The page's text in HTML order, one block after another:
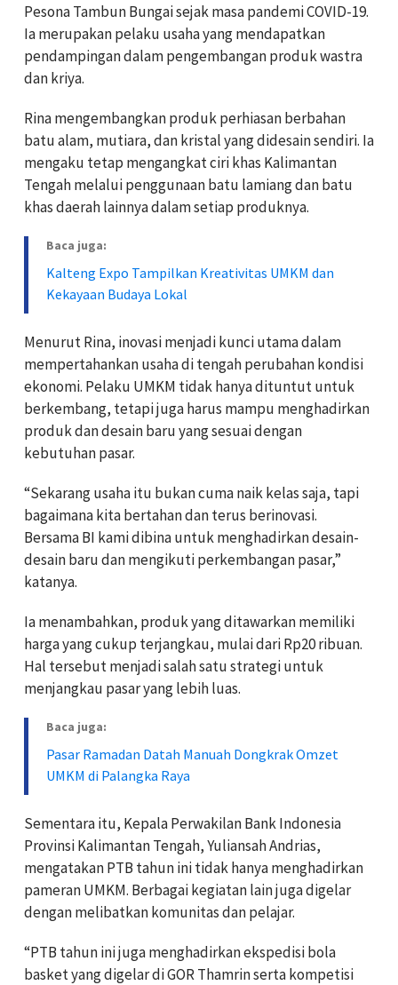
Pesona Tambun Bungai sejak masa pandemi COVID-19.
Ia merupakan pelaku usaha yang mendapatkan
pendampingan dalam pengembangan produk wastra
dan kriya.
Rina mengembangkan produk perhiasan berbahan
batu alam, mutiara, dan kristal yang didesain sendiri. Ia
mengaku tetap mengangkat ciri khas Kalimantan
Tengah melalui penggunaan batu lamiang dan batu
khas daerah lainnya dalam setiap produknya.
Baca juga:
Kalteng Expo Tampilkan Kreativitas UMKM dan
Kekayaan Budaya Lokal
Menurut Rina, inovasi menjadi kunci utama dalam
mempertahankan usaha di tengah perubahan kondisi
ekonomi. Pelaku UMKM tidak hanya dituntut untuk
berkembang, tetapi juga harus mampu menghadirkan
produk dan desain baru yang sesuai dengan
kebutuhan pasar.
“Sekarang usaha itu bukan cuma naik kelas saja, tapi
bagaimana kita bertahan dan terus berinovasi.
Bersama BI kami dibina untuk menghadirkan desain-
desain baru dan mengikuti perkembangan pasar,”
katanya.
Ia menambahkan, produk yang ditawarkan memiliki
harga yang cukup terjangkau, mulai dari Rp20 ribuan.
Hal tersebut menjadi salah satu strategi untuk
menjangkau pasar yang lebih luas.
Baca juga:
Pasar Ramadan Datah Manuah Dongkrak Omzet
UMKM di Palangka Raya
Sementara itu, Kepala Perwakilan Bank Indonesia
Provinsi Kalimantan Tengah, Yuliansah Andrias,
mengatakan PTB tahun ini tidak hanya menghadirkan
pameran UMKM. Berbagai kegiatan lain juga digelar
dengan melibatkan komunitas dan pelajar.
“PTB tahun ini juga menghadirkan ekspedisi bola
basket yang digelar di GOR Thamrin serta kompetisi